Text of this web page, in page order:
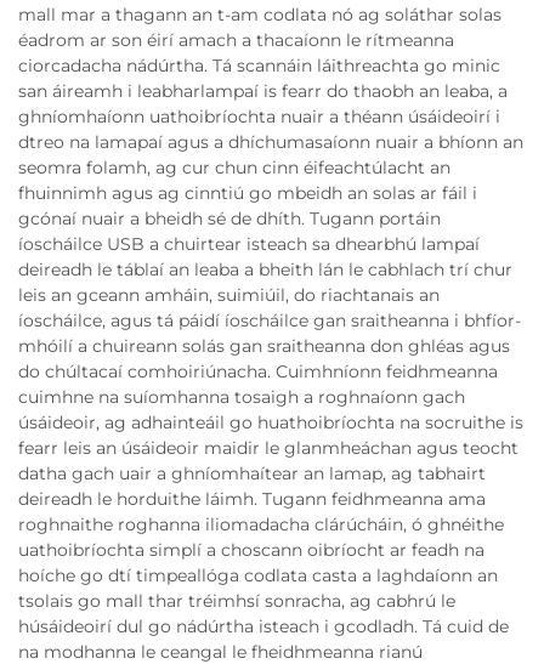
mall mar a thagann an t-am codlata nó ag soláthar solas
éadrom ar son éirí amach a thacaíonn le rítmeanna
ciorcadacha nádúrtha. Tá scannáin láithreachta go minic
san áireamh i leabharlampaí is fearr do thaobh an leaba, a
ghníomhaíonn uathoibríochta nuair a théann úsáideoirí i
dtreo na lamapaí agus a dhíchumasaíonn nuair a bhíonn an
seomra folamh, ag cur chun cinn éifeachtúlacht an
fhuinnimh agus ag cinntiú go mbeidh an solas ar fáil i
gcónaí nuair a bheidh sé de dhíth. Tugann portáin
íoscháilce USB a chuirtear isteach sa dhearbhú lampaí
deireadh le táblaí an leaba a bheith lán le cabhlach trí chur
leis an gceann amháin, suimiúil, do riachtanais an
íoscháilce, agus tá páidí íoscháilce gan sraitheanna i bhfíor-
mhóilí a chuireann solás gan sraitheanna don ghléas agus
do chúltacaí comhoiriúnacha. Cuimhníonn feidhmeanna
cuimhne na suíomhanna tosaigh a roghnaíonn gach
úsáideoir, ag adhainteáil go huathoibríochta na socruithe is
fearr leis an úsáideoir maidir le glanmheáchan agus teocht
datha gach uair a ghníomhaítear an lamap, ag tabhairt
deireadh le horduithe láimh. Tugann feidhmeanna ama
roghnaithe roghanna iliomadacha clárúcháin, ó ghnéithe
uathoibríochta simplí a choscann oibríocht ar feadh na
hoíche go dtí timpeallóga codlata casta a laghdaíonn an
tsolais go mall thar tréimhsí sonracha, ag cabhrú le
húsáideoirí dul go nádúrtha isteach i gcodladh. Tá cuid de
na modhanna le ceangal le fheidhmeanna rianú